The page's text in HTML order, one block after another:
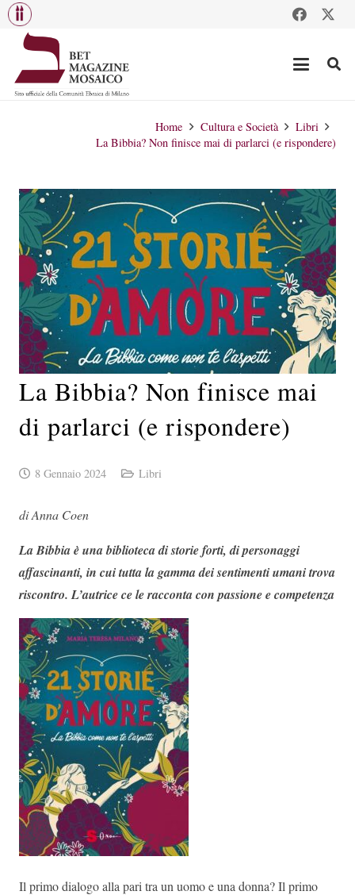
Home Cultura e Società
Libri
La Bibbia? Non finisce mai di parlarci (e rispondere)
La Bibbia? Non finisce mai
di parlarci (e rispondere)
8 Gennaio 2024 Libri
di Anna Coen
La Bibbia è una biblioteca di storie forti, di personaggi
affascinanti, in cui tutta la gamma dei sentimenti umani trova
riscontro. L’autrice ce le racconta con passione e competenza
Il primo dialogo alla pari tra un uomo e una donna? Il primo